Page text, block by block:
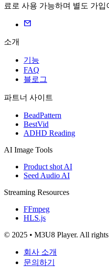
료로 사용 가능하며 별도 가입
소개
기능
FAQ
블로그
파트너 사이트
BeadPattern
BestVid
ADHD Reading
AI Image Tools
Product shot AI
Seed Audio AI
Streaming Resources
FFmpeg
HLS.js
© 2025 • M3U8 Player. All rights
회사 소개
문의하기